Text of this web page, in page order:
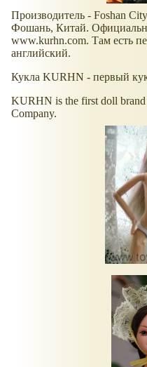
Производитель - Foshan
Фошань, Китай.
www.kurhn.com. Там есть
английский.
Кукла KURHN - первый
KURHN is the first doll
Company.